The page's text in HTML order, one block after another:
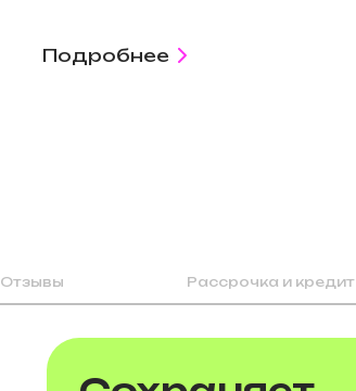
Подробнее
Отзывы Рассрочка и кредит